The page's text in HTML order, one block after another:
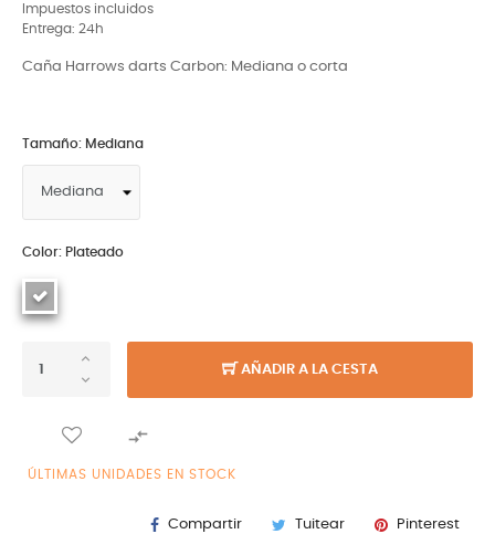
Impuestos incluidos
Entrega: 24h
Caña Harrows darts Carbon: Mediana o corta
Tamaño: Mediana
Color: Plateado
AÑADIR A LA CESTA

ÚLTIMAS UNIDADES EN STOCK
Compartir Tuitear Pinterest